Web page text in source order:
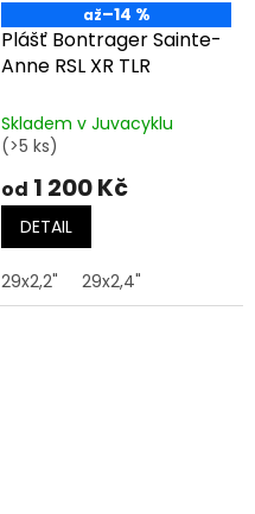
až–14 %
Plášť Bontrager Sainte-
Anne RSL XR TLR
Skladem v Juvacyklu
(>5 ks)
od 1 200 Kč
DETAIL
29x2,2" 29x2,4"